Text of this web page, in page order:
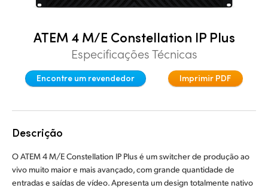
2110 Settings
Advanced Panel
Camera Control
China
Hong Kong SAR, China
ATEM 4 M/E Constellation IP Plus
Especificações Técnicas
Encontre um revendedor Imprimir PDF
Descrição
O ATEM 4 M/E Constellation IP Plus é um switcher de produção ao
vivo muito maior e mais avançado, com grande quantidade de
entradas e saídas de vídeo. Apresenta um design totalmente nativo